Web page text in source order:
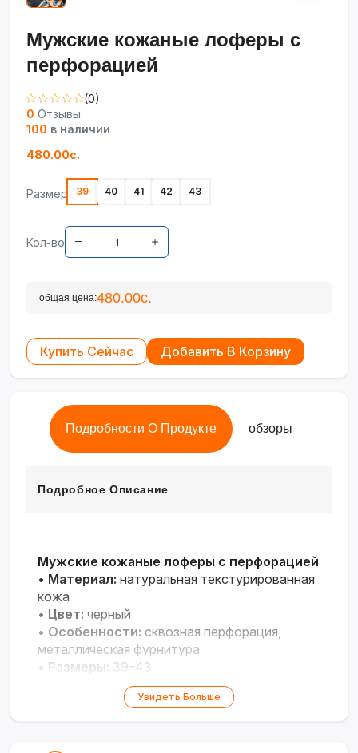
Мужские кожаные лоферы с
перфорацией
(0)
0 Отзывы
100 в наличии
480.00с.
Размер 39 40 41 42 43
Кол-во
общая цена:480.00с.
Купить Сейчас Добавить В Корзину
Подробности О Продукте обзоры
Подробное Описание
Мужские кожаные лоферы с перфорацией
• Материал: натуральная текстурированная
кожа
• Цвет: черный
• Особенности: сквозная перфорация,
металлическая фурнитура
• Размеры: 39–43
Элегантная модель для летнего офиса и
Увидеть Больше